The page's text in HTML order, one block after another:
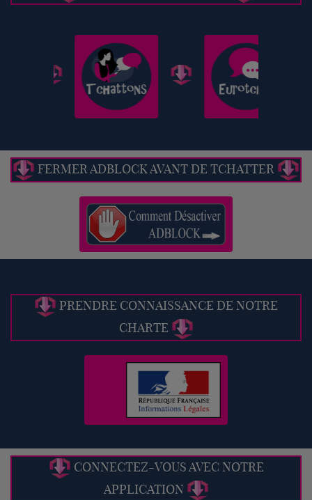
FERMER ADBLOCK AVANT DE TCHATTER
PRENDRE CONNAISSANCE DE NOTRE
CHARTE
CONNECTEZ-VOUS AVEC NOTRE
APPLICATION